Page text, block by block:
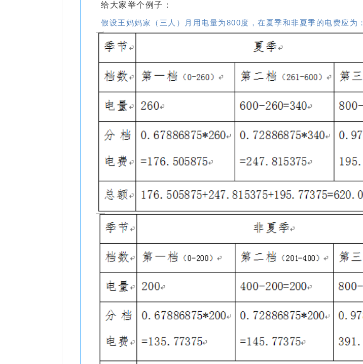
给大家举个例子：
假设王妈妈家（三人）月用电量为800度，在夏季和非夏季的电费应为：